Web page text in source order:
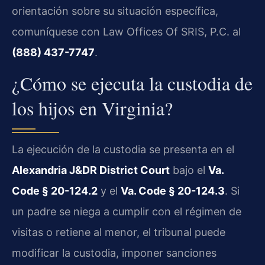
orientación sobre su situación específica,
comuníquese con Law Offices Of SRIS, P.C. al
(888) 437-7747.
¿Cómo se ejecuta la custodia de
los hijos en Virginia?
La ejecución de la custodia se presenta en el
Alexandria J&DR District Court bajo el Va.
Code § 20-124.2 y el Va. Code § 20-124.3. Si
un padre se niega a cumplir con el régimen de
visitas o retiene al menor, el tribunal puede
modificar la custodia, imponer sanciones